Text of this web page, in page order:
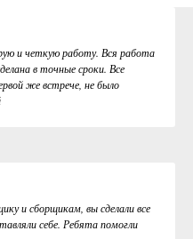
и четкую работу. Вся работа
в точные сроки. Все
же встрече, не было
и сборщикам, вы сделали все
себе. Ребята помогли